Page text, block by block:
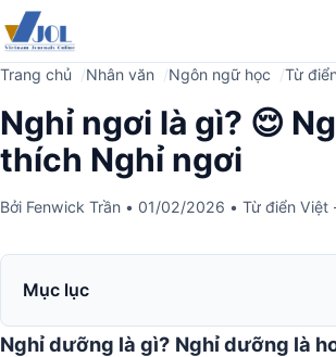
Trang chủ Nhân văn Ngôn ngữ học Từ
Nghỉ ngơi là gì? 😌
thích Nghỉ ngơi
Bởi Fenwick Trần • 01/02/2026 • Từ điển Việt
Mục lục
Nghỉ dưỡng là gì? Nghỉ dưỡng là